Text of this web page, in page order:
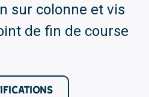
sur colonne et vis
de fin de course